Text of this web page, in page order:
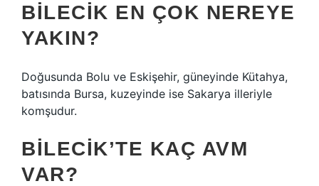
BILECIK EN ÇOK NEREYE
YAKIN?
Doğusunda Bolu ve Eskişehir, güneyinde Kütahya,
batısında Bursa, kuzeyinde ise Sakarya illeriyle
komşudur.
BILECIK’TE KAÇ AVM
VAR?